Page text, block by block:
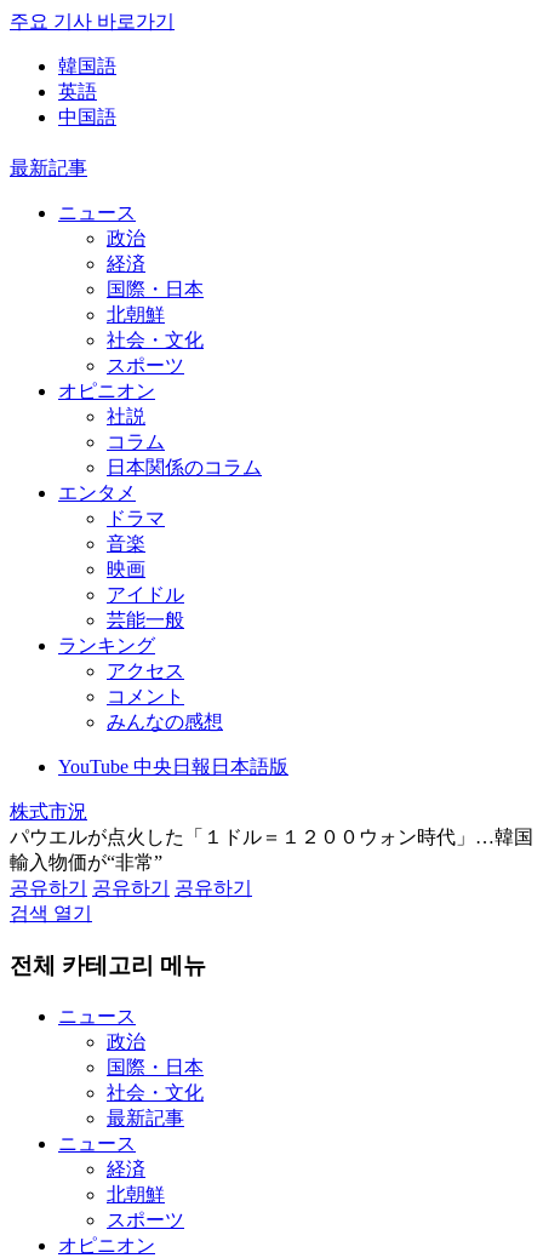
주요 기사 바로가기
韓国語
英語
中国語
最新記事
ニュース
政治
経済
国際・日本
北朝鮮
社会・文化
スポーツ
オピニオン
社説
コラム
日本関係のコラム
エンタメ
ドラマ
音楽
映画
アイドル
芸能一般
ランキング
アクセス
コメント
みんなの感想
YouTube 中央日報日本語版
株式市況
パウエルが点火した「１ドル＝１２００ウォン時代」…韓国
輸入物価が“非常”
공유하기
공유하기
공유하기
검색 열기
전체 카테고리 메뉴
ニュース
政治
国際・日本
社会・文化
最新記事
ニュース
経済
北朝鮮
スポーツ
オピニオン